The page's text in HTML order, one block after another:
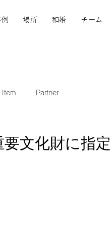
場所 和婚 チーム
Item Partner
文化財に指定